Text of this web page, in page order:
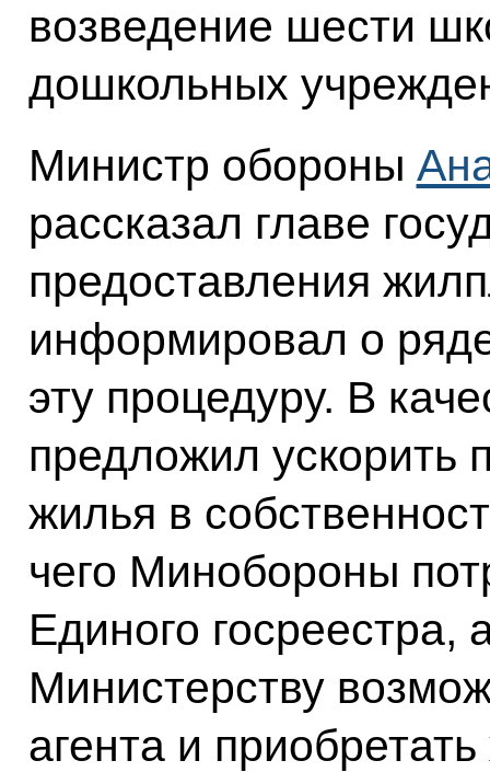
возведение шести
дошкольных
Министр обороны
рассказал главе
предоставления
информировал о
эту процедуру. В
предложил ускорить
жилья в
чего Минобороны
Единого госреестра,
Министерству
агента и